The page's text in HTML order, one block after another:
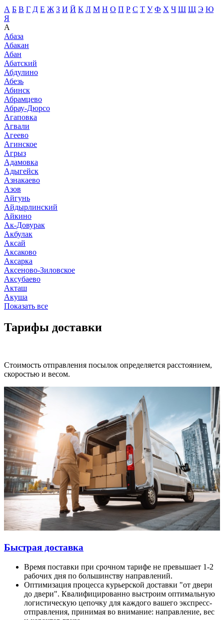
А Б В Г Д Е Ж З И Й К Л М Н О П Р С Т У Ф Х Ч Ш Щ Э Ю
Я
А
Абаза
Абакан
Абан
Абатский
Абдулино
Абезь
Абинск
Абрамцево
Абрау-Дюрсо
Агаповка
Агвали
Агеево
Агинское
Агрыз
Адамовка
Адыгейск
Азнакаево
Азов
Айгунь
Айдырлинский
Айкино
Ак-Довурак
Акбулак
Аксай
Аксаково
Аксарка
Аксеново-Зиловское
Аксубаево
Акташ
Акуша
Показать все
Тарифы доставки
Стоимость отправления посылок определяется расстоянием,
скоростью и весом.
Быстрая доставка
Время поставки при срочном тарифе не превышает 1-2
рабочих дня по большинству направлений.
Оптимизация процесса курьерской доставки "от двери
до двери". Квалифицированно выстроим оптимальную
логистическую цепочку для каждого вашего экспресс-
отправления, принимая во внимание: направление, вес